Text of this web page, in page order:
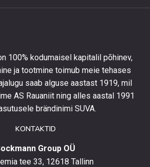
100% kodumaisel kapitalil põhinev,
ja tootmine toimub meie tehases
saab alguse aastast 1919, mil
AS Rauaniit ning alles aastal 1991
brändinimi SUVA.
KONTAKTID
Group OÜ
tee 33, 12618 Tallinn